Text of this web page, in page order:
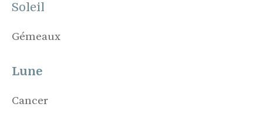
Soleil
Gémeaux
Lune
Cancer